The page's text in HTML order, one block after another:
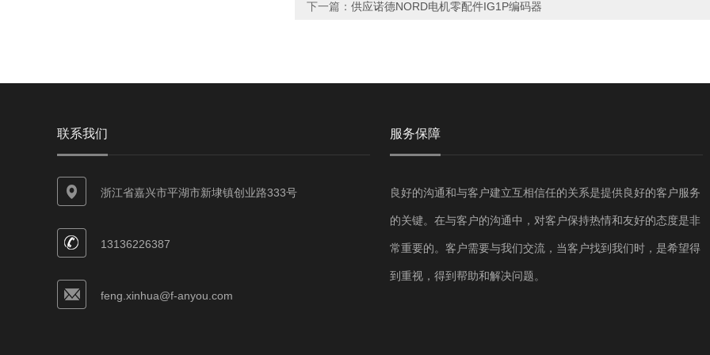
下一篇： 供应诺德NORD电机零配件IG1P编码器
联系我们
浙江省嘉兴市平湖市新埭镇创业路333号
13136226387
feng.xinhua@f-anyou.com
服务保障
良好的沟通和与客户建立互相信任的关系是提供良好的客户服务
的关键。在与客户的沟通中，对客户保持热情和友好的态度是非
常重要的。客户需要与我们交流，当客户找到我们时，是希望得
到重视，得到帮助和解决问题。